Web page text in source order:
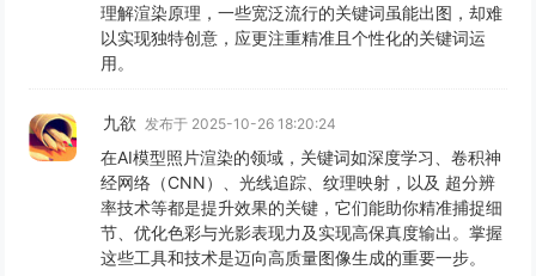
理解渲染原理，一些宽泛流行的关键词虽能出图，却难
以实现独特创意，应更注重精准且个性化的关键词运
用。
九欲 发布于 2025-10-26 18:20:24
在AI模型照片渲染的领域，关键词如深度学习、卷积神
经网络（CNN）、光线追踪、纹理映射，以及 超分辨
率技术等都是提升效果的关键，它们能助你精准捕捉细
节、优化色彩与光影表现力及实现高保真度输出。掌握
这些工具和技术是迈向高质量图像生成的重要一步。